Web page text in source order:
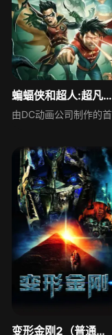
蝙蝠侠和超人:超凡双子之战
变形金刚2（普通话）